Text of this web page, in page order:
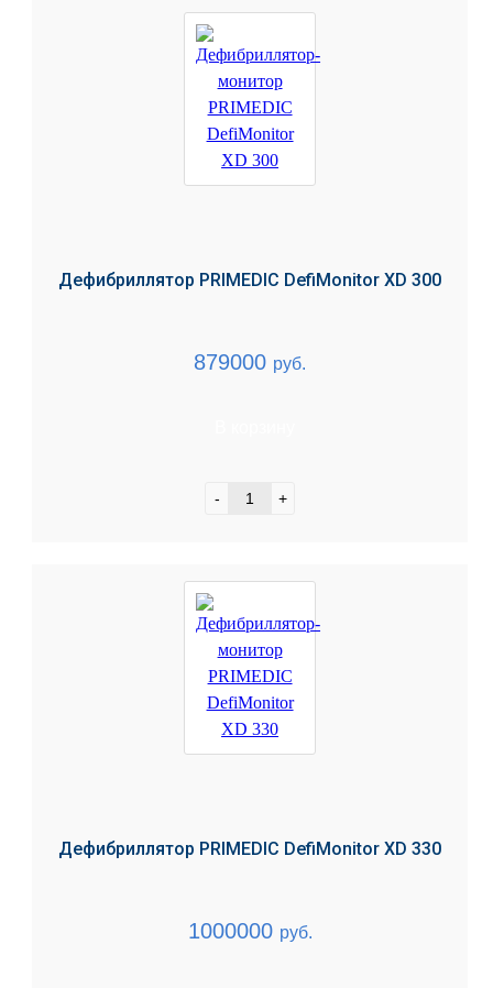
Дефибриллятор PRIMEDIC DefiMonitor XD 300
879000 руб.
- +
Дефибриллятор PRIMEDIC DefiMonitor XD 330
1000000 руб.